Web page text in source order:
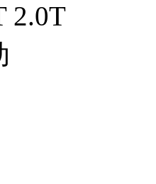
2.0T